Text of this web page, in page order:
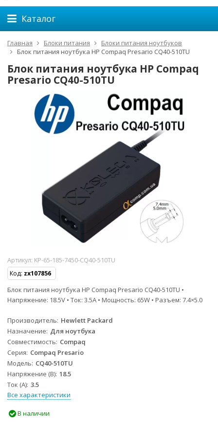
Каталог
Главная Блоки питания
Блоки питания ноутбуков
Блок питания ноутбука HP Compaq Presario CQ40-510TU
Блок питания ноутбука HP Compaq
Presario CQ40-510TU
Артикул: KP-65-185-7450-CQ40-510TU
Код: zx107856
Блок питания ноутбука HP Compaq Presario CQ40-510TU •
Напряжение: 18.5V • Ток: 3.5A • Мощность: 65W • Разъем: 7.4×5.0
Производитель Hewlett Packard
Назначение Для ноутбука
Совместимость Compaq
Серия Compaq Presario
Модель CQ40-510TU
Напряжение (В) 18.5
Ток (А) 3.5
Все характеристики
В наличии